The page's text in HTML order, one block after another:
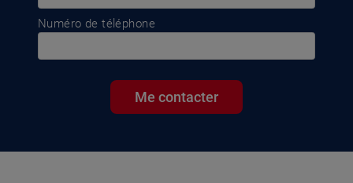
Numéro de téléphone
Me contacter